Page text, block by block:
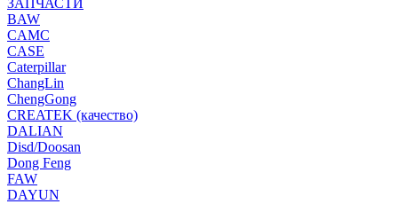
ЗАПЧАСТИ
BAW
CAMC
CASE
Caterpillar
ChangLin
ChengGong
CREATEK (качество)
DALIAN
Disd/Doosan
Dong Feng
FAW
DAYUN